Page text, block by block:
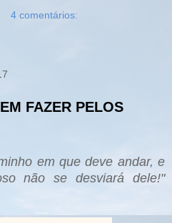
4 comentários:
FAZER PELOS
em que deve andar, e
não se desviará dele!"